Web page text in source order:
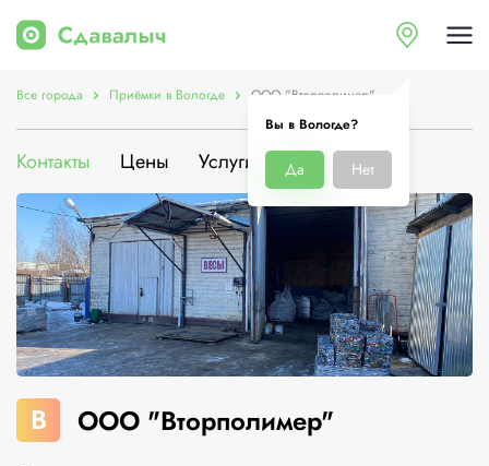
Вы в Вологде?
Да Нет
Все города Приёмки в Вологде ООО "Вторполимер"
Контакты Цены Услуги О компании
В ООО "Вторполимер"